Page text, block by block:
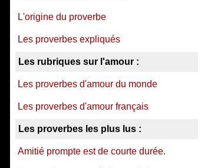
L'origine du proverbe
Les proverbes expliqués
Les rubriques sur l'amour :
Les proverbes d'amour du monde
Les proverbes d'amour français
Les proverbes les plus lus :
Amitié prompte est de courte durée.